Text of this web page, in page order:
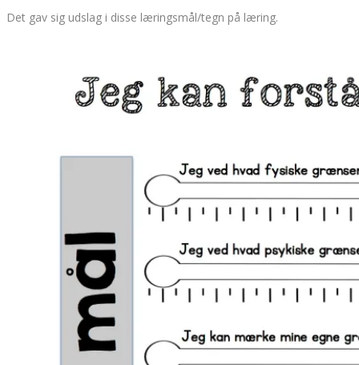
Det gav sig udslag i disse læringsmål/tegn på læring.